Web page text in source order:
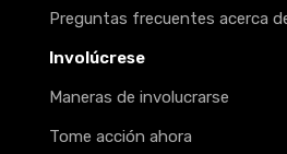
Preguntas frecuentes acerca
Involúcrese
Maneras de involucrarse
Tome acción ahora